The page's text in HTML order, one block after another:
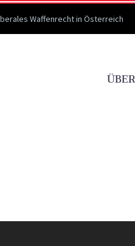
Waffenrecht in Österreich